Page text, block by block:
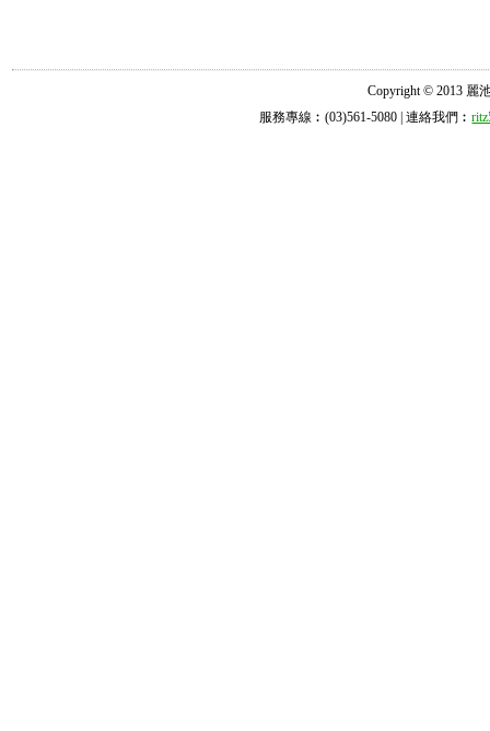
Copyright © 2013 麗
服務專線︰(03)561-5080 | 連絡我們︰